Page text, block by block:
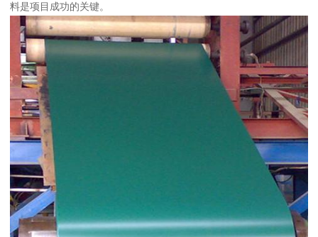
料是项目成功的关键。